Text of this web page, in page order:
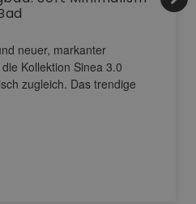
neuer, markanter
Kollektion Sinea 3.0
zugleich. Das trendige